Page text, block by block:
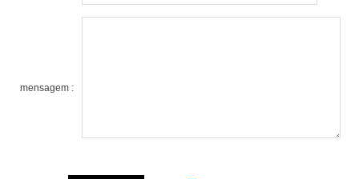
mensagem :